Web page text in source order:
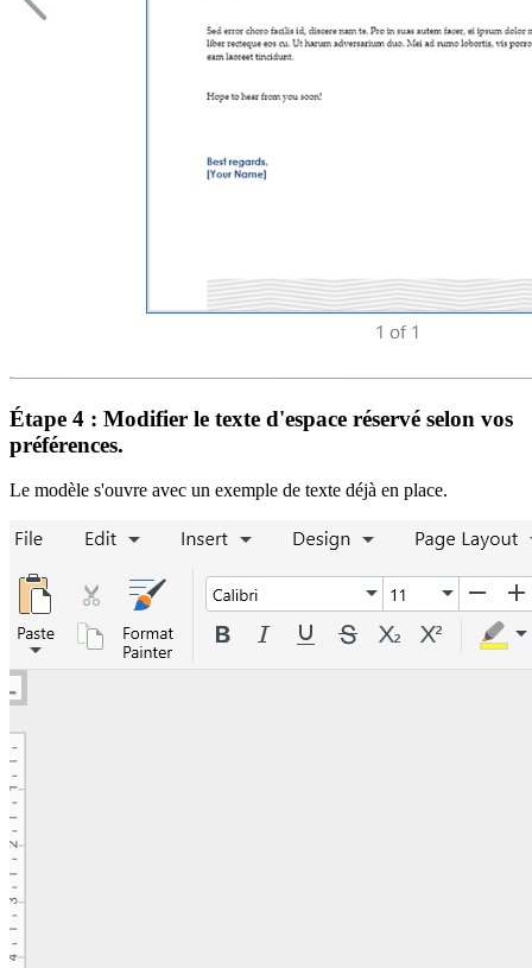
Étape 4 : Modifier le texte d'espace réservé selon vos
préférences.
Le modèle s'ouvre avec un exemple de texte déjà en place.